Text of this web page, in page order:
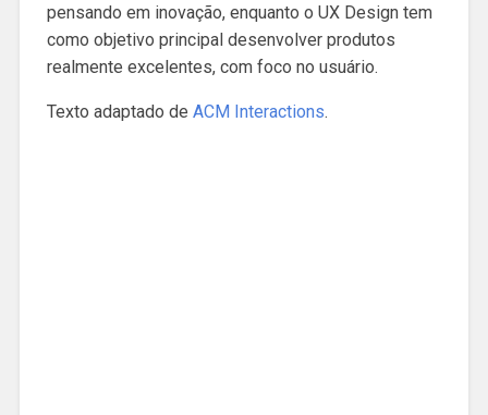
pensando em inovação, enquanto o UX Design tem
como objetivo principal desenvolver produtos
realmente excelentes, com foco no usuário.
Texto adaptado de ACM Interactions.